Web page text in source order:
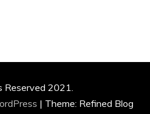
Reserved 2021.
| Theme: Refined Blog